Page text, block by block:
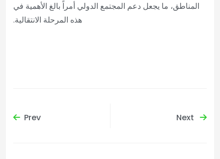
المناطق، ما يجعل دعم المجتمع الدولي أمراً بالغ الأهمية في
هذه المرحلة الانتقالية.
Prev Next